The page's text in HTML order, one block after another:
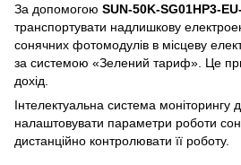
За допомогою SUN-50K-SG01HP3-
транспортувати надлишкову
сонячних фотомодулів в місцеву
за системою «Зелений тариф». Це
дохід.
Інтелектуальна система моніторингу
налаштовувати параметри роботи
дистанційно контролювати її роботу.